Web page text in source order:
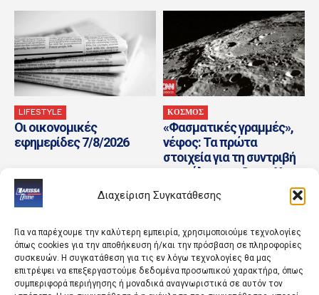
Διαχείριση Συγκατάθεσης
Για να παρέχουμε την καλύτερη εμπειρία, χρησιμοποιούμε τεχνολογίες
όπως cookies για την αποθήκευση ή/και την πρόσβαση σε πληροφορίες
συσκευών. Η συγκατάθεση για τις εν λόγω τεχνολογίες θα μας
επιτρέψει να επεξεργαστούμε δεδομένα προσωπικού χαρακτήρα, όπως
συμπεριφορά περιήγησης ή μοναδικά αναγνωριστικά σε αυτόν τον
LIFESTYLE
Οι οικονομικές
εφημερίδες 7/8/2026
ΚΟΣΜΟΣ
«Φασματικές γραμμές»,
νέφος: Τα πρώτα
στοιχεία για τη συντριβή
πυραύλου της SpaceX στη
Σελήνη